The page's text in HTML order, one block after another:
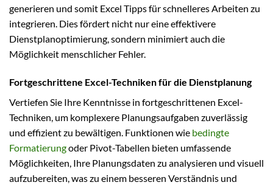
generieren und somit Excel Tipps für schnelleres Arbeiten zu
integrieren. Dies fördert nicht nur eine effektivere
Dienstplanoptimierung, sondern minimiert auch die
Möglichkeit menschlicher Fehler.
Fortgeschrittene Excel-Techniken für die Dienstplanung
Vertiefen Sie Ihre Kenntnisse in fortgeschrittenen Excel-
Techniken, um komplexere Planungsaufgaben zuverlässig
und effizient zu bewältigen. Funktionen wie bedingte
Formatierungoder Pivot-Tabellen bieten umfassende
Möglichkeiten, Ihre Planungsdaten zu analysieren und visuell
aufzubereiten, was zu einem besseren Verständnis und